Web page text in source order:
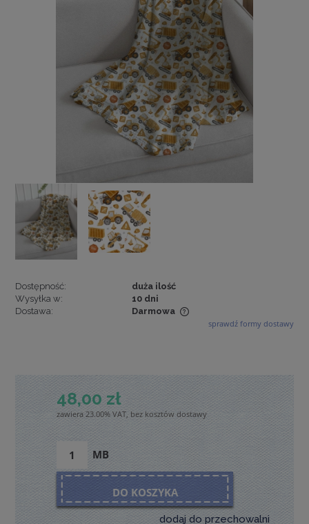
Dostępność:
duża ilość
Wysyłka w:
10 dni
Dostawa:
Darmowa
Cena nie zawiera ewentualnych kosztów płatności
sprawdź formy dostawy
48,00 zł
zawiera 23.00% VAT, bez kosztów dostawy
MB
DO KOSZYKA
dodaj do przechowalni